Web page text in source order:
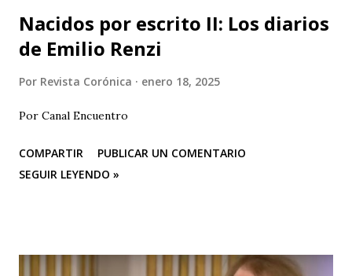
Nacidos por escrito II: Los diarios
de Emilio Renzi
Por Revista Corónica enero 18, 2025
Por Canal Encuentro
COMPARTIR
PUBLICAR UN COMENTARIO
SEGUIR LEYENDO »